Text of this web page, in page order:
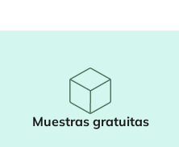
Muestras gratuitas